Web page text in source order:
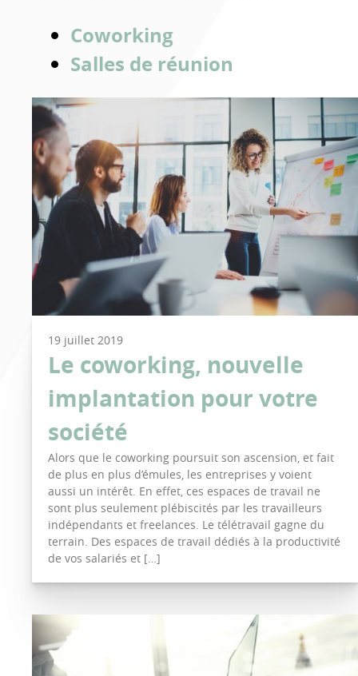
Brochure
Coworking
Salles de réunion
19 juillet 2019
Le coworking, nouvelle
implantation pour votre
société
Alors que le coworking poursuit son ascension, et fait
de plus en plus d’émules, les entreprises y voient
aussi un intérêt. En effet, ces espaces de travail ne
sont plus seulement plébiscités par les travailleurs
indépendants et freelances. Le télétravail gagne du
terrain. Des espaces de travail dédiés à la productivité
de vos salariés et […]